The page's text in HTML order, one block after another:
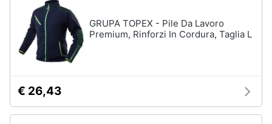
GRUPA TOPEX - Pile Da Lavoro
Premium, Rinforzi In Cordura, Taglia L
€ 26,43